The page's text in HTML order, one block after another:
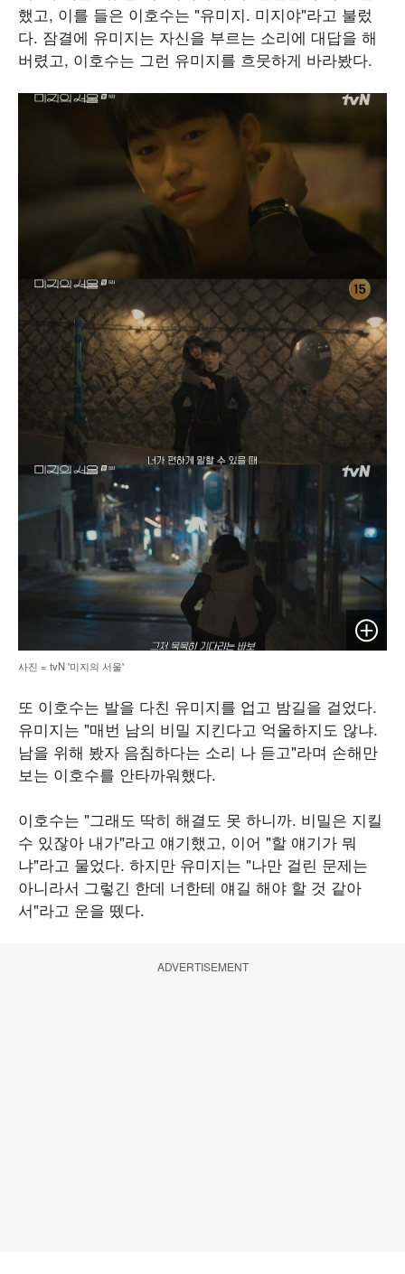
했고, 이를 들은 이호수는 "유미지. 미지야"라고 불렀
다. 잠결에 유미지는 자신을 부르는 소리에 대답을 해
버렸고, 이호수는 그런 유미지를 흐뭇하게 바라봤다.
이미지
사진 = tvN '미지의 서울'
또 이호수는 발을 다친 유미지를 업고 밤길을 걸었다.
유미지는 "매번 남의 비밀 지킨다고 억울하지도 않냐.
남을 위해 봤자 음침하다는 소리 나 듣고"라며 손해만
보는 이호수를 안타까워했다.
이호수는 "그래도 딱히 해결도 못 하니까. 비밀은 지킬
수 있잖아 내가"라고 얘기했고, 이어 "할 얘기가 뭐
냐"라고 물었다. 하지만 유미지는 "나만 걸린 문제는
아니라서 그렇긴 한데 너한테 얘길 해야 할 것 같아
서"라고 운을 뗐다.
ADVERTISEMENT